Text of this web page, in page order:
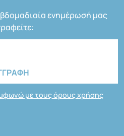
ενημέρωσή μας
με τους όρους χρήσης